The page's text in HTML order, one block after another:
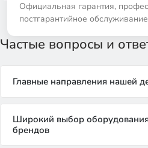
Официальная гарантия,
постгарантийное
Частые вопросы и
Главные направления нашей
Широкий выбор
брендов